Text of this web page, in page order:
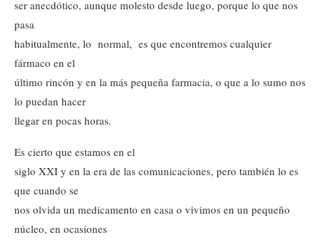
ser anecdótico, aunque molesto desde luego, porque lo que nos
pasa
habitualmente, lo normal, es que encontremos cualquier
fármaco en el
último rincón y en la más pequeña farmacia, o que a lo sumo nos
lo puedan hacer
llegar en pocas horas.
Es cierto que estamos en el
siglo XXI y en la era de las comunicaciones, pero también lo es
que cuando se
nos olvida un medicamento en casa o vivimos en un pequeño
núcleo, en ocasiones